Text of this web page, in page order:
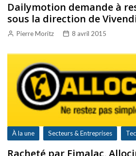
Dailymotion demande à
sous la direction de
Pierre Moritz 8 avril 2015
À la une Secteurs & Entreprises
Racheté par Fimalac,